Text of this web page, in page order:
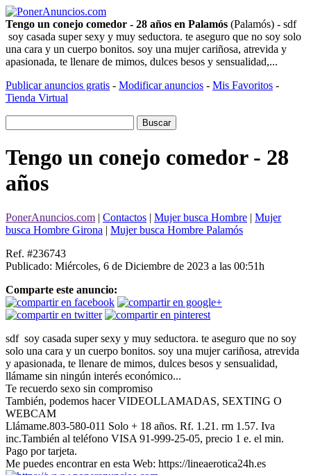
Tengo un conejo comedor - 28 años en Palamós (Palamós) - sdf
soy casada super sexy y muy seductora. te aseguro que no soy solo
una cara y un cuerpo bonitos. soy una mujer cariñosa, atrevida y
apasionada, te llenare de mimos, dulces besos y sensualidad,...
Publicar anuncios gratis - Modificar anuncios - Mis Favoritos -
Tienda Virtual
Tengo un conejo comedor - 28
años
PonerAnuncios.com | Contactos | Mujer busca Hombre | Mujer
busca Hombre Girona | Mujer busca Hombre Palamós
Ref. #236743
Publicado: Miércoles, 6 de Diciembre de 2023 a las 00:51h
Comparte este anuncio:
sdf soy casada super sexy y muy seductora. te aseguro que no soy
solo una cara y un cuerpo bonitos. soy una mujer cariñosa, atrevida
y apasionada, te llenare de mimos, dulces besos y sensualidad,
llámame sin ningún interés económico...
Te recuerdo sexo sin compromiso
También, podemos hacer VIDEOLLAMADAS, SEXTING O
WEBCAM
Llámame.803-580-011 Solo + 18 años. Rf. 1.21. rm 1.57. Iva
inc.También al teléfono VISA 91-999-25-05, precio 1 e. el min.
Pago por tarjeta.
Me puedes encontrar en esta Web: https://lineaerotica24h.es